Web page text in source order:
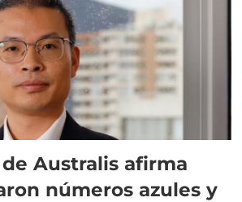
Australis afirma
números azules y